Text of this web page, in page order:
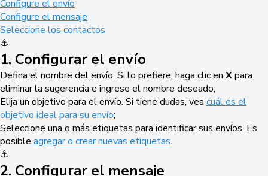
Configure el envío
Configure el mensaje
Seleccione los contactos
⚓
1. Configurar el envío
Defina el nombre del envío. Si lo prefiere, haga clic en Xpara
eliminar la sugerencia e ingrese el nombre deseado;
Elija un objetivo para el envío. Si tiene dudas, vea cuál es el
objetivo ideal para su envío;
Seleccione una o más etiquetas para identificar sus envíos. Es
posible agregar o crear nuevas etiquetas.
⚓
2. Configurar el mensaje